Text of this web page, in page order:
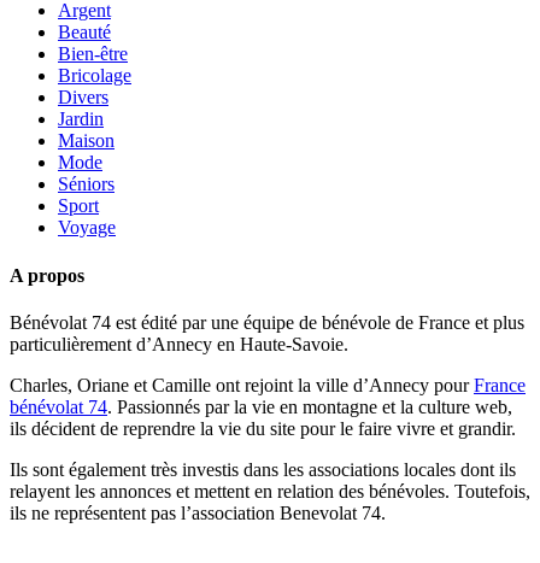
Argent
Beauté
Bien-être
Bricolage
Divers
Jardin
Maison
Mode
Séniors
Sport
Voyage
A propos
Bénévolat 74 est édité par une équipe de bénévole de France et plus
particulièrement d’Annecy en Haute-Savoie.
Charles, Oriane et Camille ont rejoint la ville d’Annecy pourFrance
bénévolat 74. Passionnés par la vie en montagne et la culture web,
ils décident de reprendre la vie du site pour le faire vivre et grandir.
Ils sont également très investis dans les associations locales dont ils
relayent les annonces et mettent en relation des bénévoles. Toutefois,
ils ne représentent pas l’association Benevolat 74.